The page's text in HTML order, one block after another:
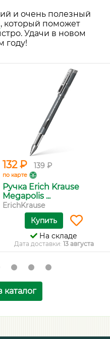
и очень полезный
, который поможет
Удачи в новом
году!
132 ₽ 139 ₽
по карте
Ручка Erich Krause
Megapolis ...
ErichKrause
Купить
На складе
Дата доставки: 13 августа
каталог